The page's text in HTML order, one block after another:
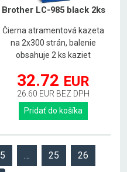
Brother LC-985 black 2ks
Čierna atramentová kazeta
na 2x300 strán, balenie
obsahuje 2 ks kaziet
32.72 EUR
26.60 EUR BEZ DPH
Pridať do košíka
5 … 25 26